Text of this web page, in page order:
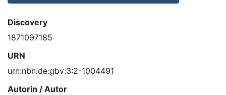
Discovery
1871097185
URN
urn:nbn:de:gbv:3:2-1004491
Autorin / Autor